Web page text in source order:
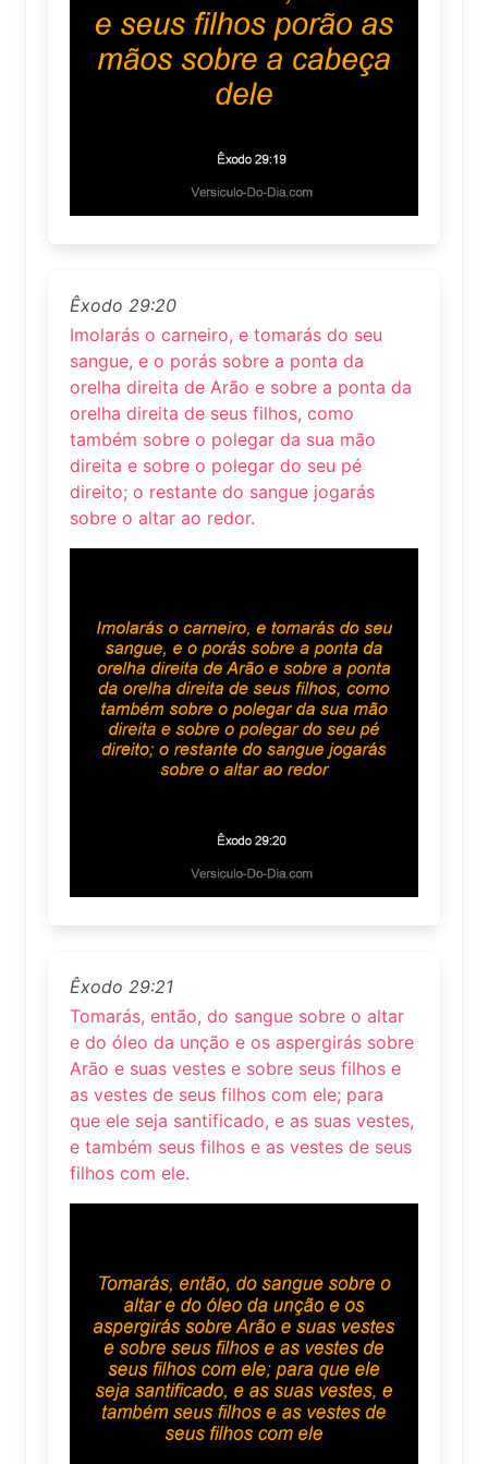
Êxodo 29:20
Imolarás o carneiro, e tomarás do seu
sangue, e o porás sobre a ponta da
orelha direita de Arão e sobre a ponta da
orelha direita de seus filhos, como
também sobre o polegar da sua mão
direita e sobre o polegar do seu pé
direito; o restante do sangue jogarás
sobre o altar ao redor.
Êxodo 29:21
Tomarás, então, do sangue sobre o altar
e do óleo da unção e os aspergirás sobre
Arão e suas vestes e sobre seus filhos e
as vestes de seus filhos com ele; para
que ele seja santificado, e as suas vestes,
e também seus filhos e as vestes de seus
filhos com ele.